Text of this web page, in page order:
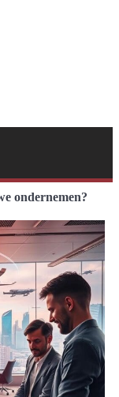
ondernemen?